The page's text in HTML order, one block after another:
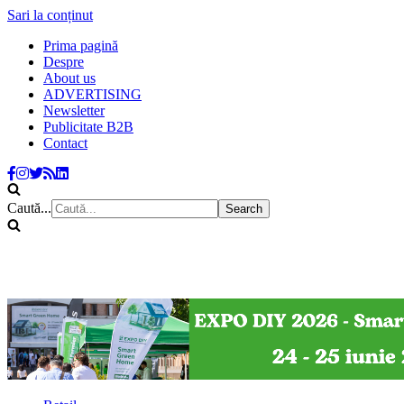
Sari la conținut
Prima pagină
Despre
About us
ADVERTISING
Newsletter
Publicitate B2B
Contact
Caută...